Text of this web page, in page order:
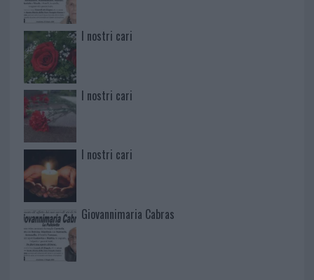
I nostri cari
I nostri cari
I nostri cari
Giovannimaria Cabras